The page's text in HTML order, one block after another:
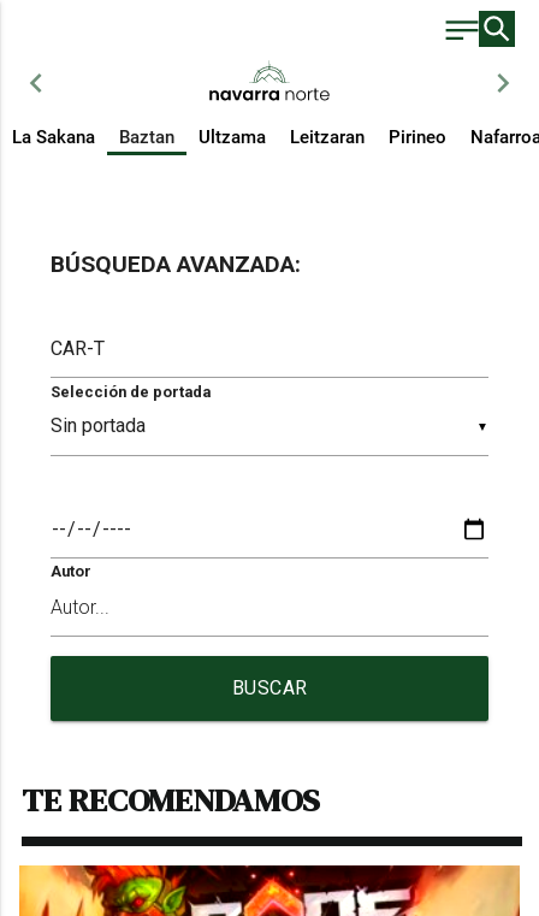
chevron_left chevron_right
La Sakana Baztan Ultzama Leitzaran Pirineo
BÚSQUEDA AVANZADA:
▼
Selección de portada
Autor
BUSCAR
TE RECOMENDAMOS